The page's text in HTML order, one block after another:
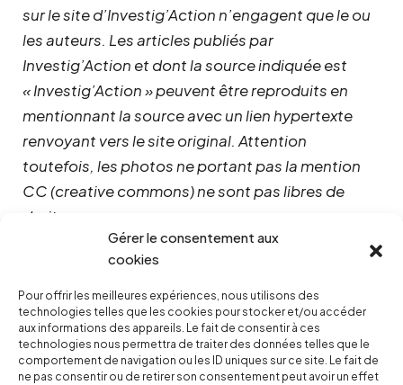
Gérer le consentement aux
cookies
Pour offrir les meilleures expériences, nous utilisons des
technologies telles que les cookies pour stocker et/ou accéder
aux informations des appareils. Le fait de consentir à ces
technologies nous permettra de traiter des données telles que le
comportement de navigation ou les ID uniques sur ce site. Le fait de
ne pas consentir ou de retirer son consentement peut avoir un effet
sur le site d’Investig’Action n’engagent que le ou
les auteurs. Les articles publiés par
Investig’Action et dont la source indiquée est
« Investig’Action » peuvent être reproduits en
mentionnant la source avec un lien hypertexte
renvoyant vers le site original. Attention
toutefois, les photos ne portant pas la mention
CC (creative commons) ne sont pas libres de
droit.
VOUS AVEZ AIMÉ CET ARTICLE ?